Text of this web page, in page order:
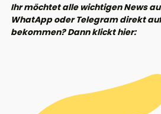
Ihr möchtet alle wichtigen News
WhatApp oder Telegram direkt
bekommen? Dann klickt hier: